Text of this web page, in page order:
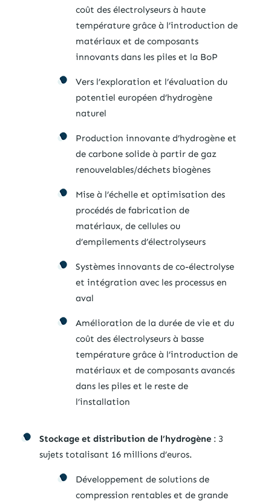
coût des électrolyseurs à haute
température grâce à l’introduction de
matériaux et de composants
innovants dans les piles et la BoP
Vers l’exploration et l’évaluation du
potentiel européen d’hydrogène
naturel
Production innovante d’hydrogène et
de carbone solide à partir de gaz
renouvelables/déchets biogènes
Mise à l’échelle et optimisation des
procédés de fabrication de
matériaux, de cellules ou
d’empilements d’électrolyseurs
Systèmes innovants de co-électrolyse
et intégration avec les processus en
aval
Amélioration de la durée de vie et du
coût des électrolyseurs à basse
température grâce à l’introduction de
matériaux et de composants avancés
dans les piles et le reste de
l’installation
Stockage et distribution de l’hydrogène : 3
sujets totalisant 16 millions d’euros.
Développement de solutions de
compression rentables et de grande